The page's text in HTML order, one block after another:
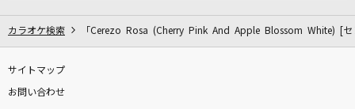
自宅でカラオケ歌い放題！
カラオケ検索 「Cerezo Rosa (Cherry Pink And Apple Blossom White) [セ
サイトマップ
お問い合わせ